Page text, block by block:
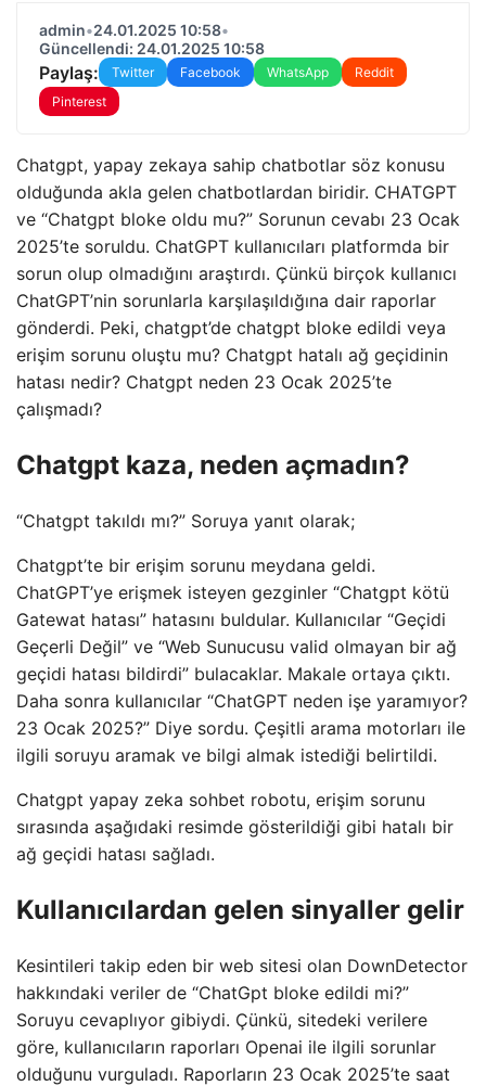
admin•24.01.2025 10:58•
Güncellendi: 24.01.2025 10:58
Paylaş: Twitter Facebook WhatsApp
Reddit
Pinterest
Chatgpt, yapay zekaya sahip chatbotlar söz konusu
olduğunda akla gelen chatbotlardan biridir. CHATGPT
ve “Chatgpt bloke oldu mu?” Sorunun cevabı 23 Ocak
2025’te soruldu. ChatGPT kullanıcıları platformda bir
sorun olup olmadığını araştırdı. Çünkü birçok kullanıcı
ChatGPT’nin sorunlarla karşılaşıldığına dair raporlar
gönderdi. Peki, chatgpt’de chatgpt bloke edildi veya
erişim sorunu oluştu mu? Chatgpt hatalı ağ geçidinin
hatası nedir? Chatgpt neden 23 Ocak 2025’te
çalışmadı?
Chatgpt kaza, neden açmadın?
“Chatgpt takıldı mı?” Soruya yanıt olarak;
Chatgpt’te bir erişim sorunu meydana geldi.
ChatGPT’ye erişmek isteyen gezginler “Chatgpt kötü
Gatewat hatası” hatasını buldular. Kullanıcılar “Geçidi
Geçerli Değil” ve “Web Sunucusu valid olmayan bir ağ
geçidi hatası bildirdi” bulacaklar. Makale ortaya çıktı.
Daha sonra kullanıcılar “ChatGPT neden işe yaramıyor?
23 Ocak 2025?” Diye sordu. Çeşitli arama motorları ile
ilgili soruyu aramak ve bilgi almak istediği belirtildi.
Chatgpt yapay zeka sohbet robotu, erişim sorunu
sırasında aşağıdaki resimde gösterildiği gibi hatalı bir
ağ geçidi hatası sağladı.
Kullanıcılardan gelen sinyaller gelir
Kesintileri takip eden bir web sitesi olan DownDetector
hakkındaki veriler de “ChatGpt bloke edildi mi?”
Soruyu cevaplıyor gibiydi. Çünkü, sitedeki verilere
göre, kullanıcıların raporları Openai ile ilgili sorunlar
olduğunu vurguladı. Raporların 23 Ocak 2025’te saat